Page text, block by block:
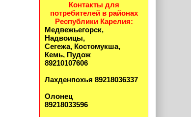
Контакты для
потребителей в районах
Республики Карелия:
Медвежьегорск,
Надвоицы,
Сегежа, Костомукша,
Кемь, Пудож
89210107606
Лахденпохья 89218036337
Олонец
89218033596